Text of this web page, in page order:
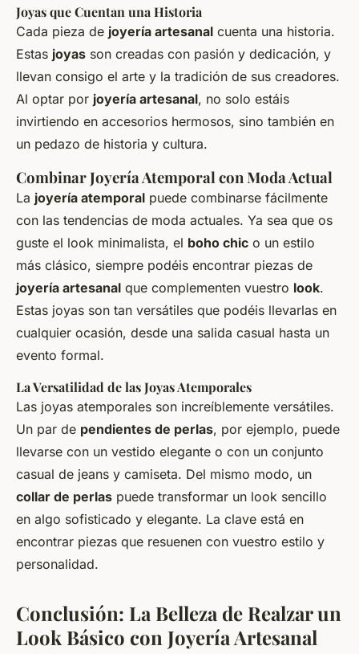
Joyas que Cuentan una Historia
Cada pieza de joyería artesanal cuenta una historia.
Estas joyas son creadas con pasión y dedicación, y
llevan consigo el arte y la tradición de sus creadores.
Al optar por joyería artesanal, no solo estáis
invirtiendo en accesorios hermosos, sino también en
un pedazo de historia y cultura.
Combinar Joyería Atemporal con Moda Actual
La joyería atemporal puede combinarse fácilmente
con las tendencias de moda actuales. Ya sea que os
guste el look minimalista, el boho chic o un estilo
más clásico, siempre podéis encontrar piezas de
joyería artesanal que complementen vuestro look.
Estas joyas son tan versátiles que podéis llevarlas en
cualquier ocasión, desde una salida casual hasta un
evento formal.
La Versatilidad de las Joyas Atemporales
Las joyas atemporales son increíblemente versátiles.
Un par de pendientes de perlas, por ejemplo, puede
llevarse con un vestido elegante o con un conjunto
casual de jeans y camiseta. Del mismo modo, un
collar de perlas puede transformar un look sencillo
en algo sofisticado y elegante. La clave está en
encontrar piezas que resuenen con vuestro estilo y
personalidad.
Conclusión: La Belleza de Realzar un
Look Básico con Joyería Artesanal